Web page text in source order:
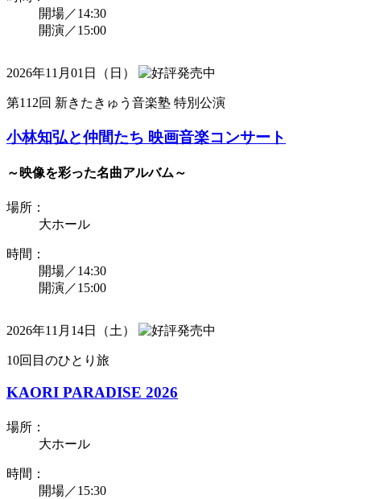
開場／14:30
開演／15:00
2026年11月01日（日）
第112回 新きたきゅう音楽塾 特別公演
小林知弘と仲間たち 映画音楽コンサート
～映像を彩った名曲アルバム～
場所：
大ホール
時間：
開場／14:30
開演／15:00
2026年11月14日（土）
10回目のひとり旅
KAORI PARADISE 2026
場所：
大ホール
時間：
開場／15:30